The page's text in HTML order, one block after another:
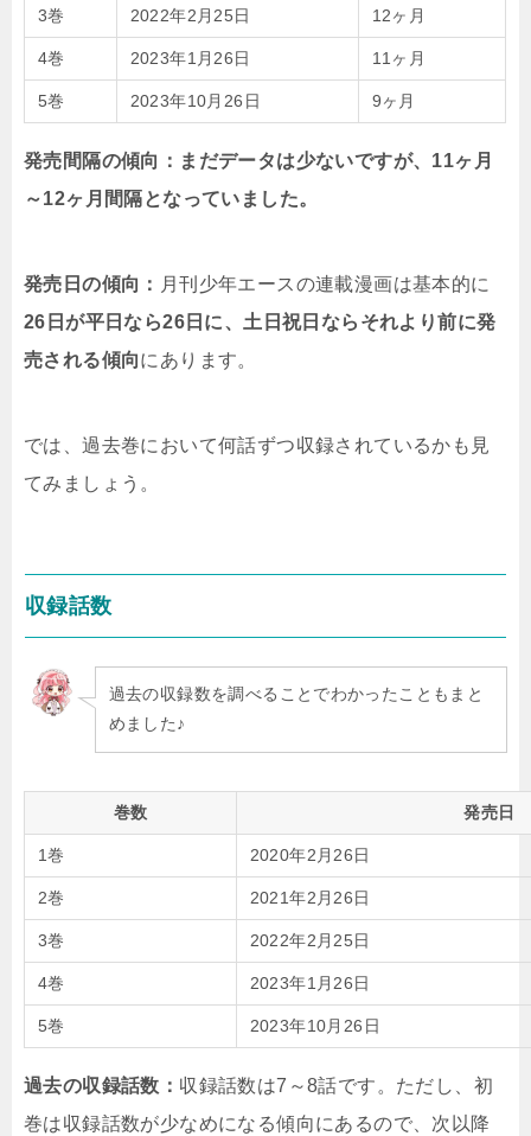
3巻 2022年2月25日 12ヶ月
4巻 2023年1月26日 11ヶ月
5巻 2023年10月26日 9ヶ月
発売間隔の傾向：まだデータは少ないですが、11ヶ月
～12ヶ月間隔となっていました。
発売日の傾向： 月刊少年エースの連載漫画は基本的に
26日が平日なら26日に、土日祝日ならそれより前に発
売される傾向にあります。
では、過去巻において何話ずつ収録されているかも見
てみましょう。
収録話数
過去の収録数を調べることでわかったこともまと
めました♪
巻数 発売日
1巻 2020年2月26日
2巻 2021年2月26日
3巻 2022年2月25日
4巻 2023年1月26日
5巻 2023年10月26日
過去の収録話数： 収録話数は7～8話です。ただし、初
巻は収録話数が少なめになる傾向にあるので、次以降